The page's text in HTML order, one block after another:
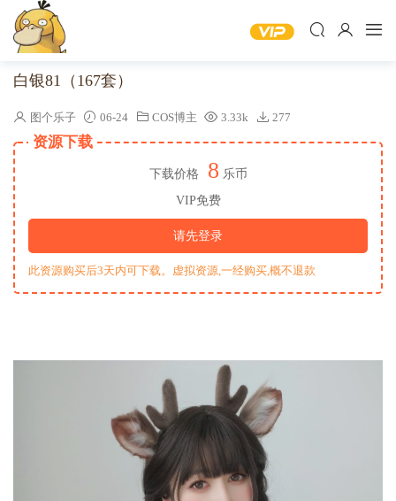
白银81（167套）
图个乐子 06-24 COS博主 3.33k 277
资源下载
下载价格 8 乐币
VIP免费
请先登录
此资源购买后3天内可下载。虚拟资源,一经购买,概不退款